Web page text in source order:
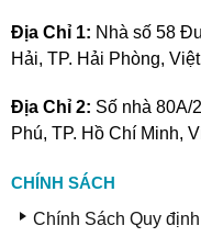
Địa Chỉ 1: Nhà số 58
Hải, TP. Hải Phòng,
Địa Chỉ 2: Số nhà 80A/
Phú, TP. Hồ Chí Minh,
CHÍNH SÁCH
Chính Sách Quy